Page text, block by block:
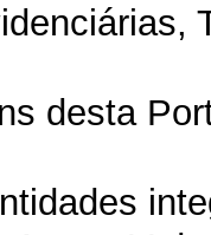
desta